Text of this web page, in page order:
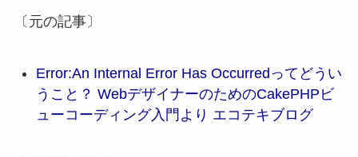
〔元の記事〕
Error:An Internal Error Has Occurredってどうい
うこと？ WebデザイナーのためのCakePHPビ
ューコーディング入門より エコテキブログ